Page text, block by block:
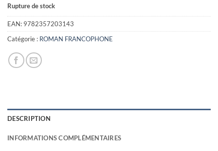
Rupture de stock
EAN: 9782357203143
Catégorie : ROMAN FRANCOPHONE
DESCRIPTION
INFORMATIONS COMPLÉMENTAIRES